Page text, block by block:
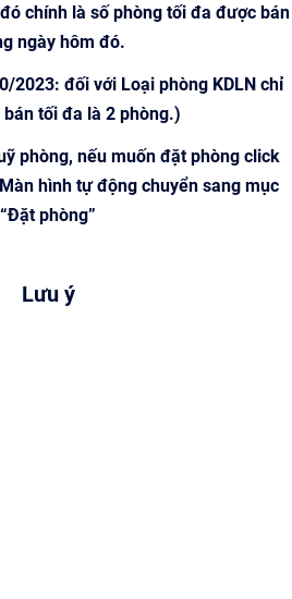
chính là số phòng tối đa được bán
ngày hôm đó.
2023: đối với Loại phòng KDLN chỉ
tối đa là 2 phòng.)
phòng, nếu muốn đặt phòng click
hình tự động chuyển sang mục
“Đặt phòng”
Lưu ý